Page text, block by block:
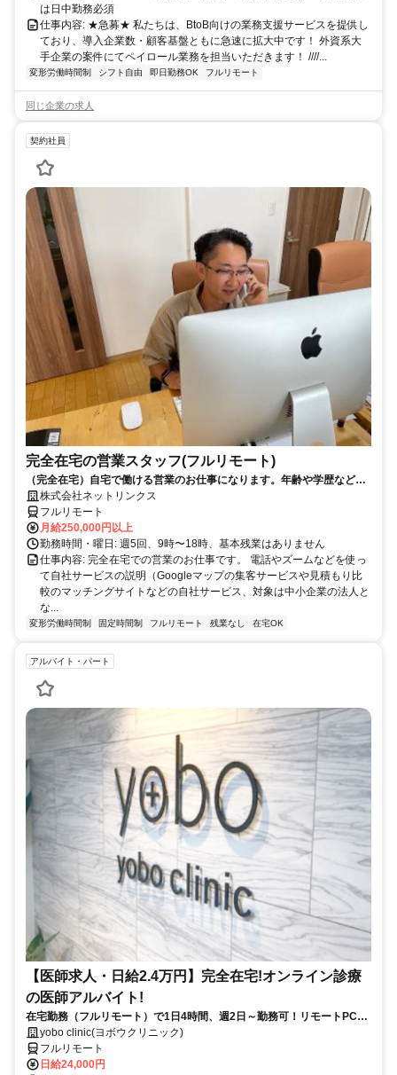
は日中勤務必須
仕事内容: ★急募★ 私たちは、BtoB向けの業務支援サービスを提供し
ており、導入企業数・顧客基盤ともに急速に拡大中です！ 外資系大
手企業の案件にてペイロール業務を担当いただきます！ ////...
変形労働時間制 シフト自由 即日勤務OK フルリモート
同じ企業の求人
契約社員
完全在宅の営業スタッフ(フルリモート)
（完全在宅）自宅で働ける営業のお仕事になります。年齢や学歴など問
いません。
株式会社ネットリンクス
フルリモート
月給250,000円以上
勤務時間・曜日: 週5回、9時〜18時、基本残業はありません
仕事内容: 完全在宅での営業のお仕事です。 電話やズームなどを使っ
て自社サービスの説明（Googleマップの集客サービスや見積もり比
較のマッチングサイトなどの自社サービス、対象は中小企業の法人と
な...
変形労働時間制 固定時間制 フルリモート 残業なし 在宅OK
アルバイト・パート
【医師求人・日給2.4万円】完全在宅!オンライン診療
の医師アルバイト!
在宅勤務（フルリモート）で1日4時間、週2日～勤務可！リモートPC・
スマホ支給！
yobo clinic(ヨボウクリニック)
フルリモート
日給24,000円